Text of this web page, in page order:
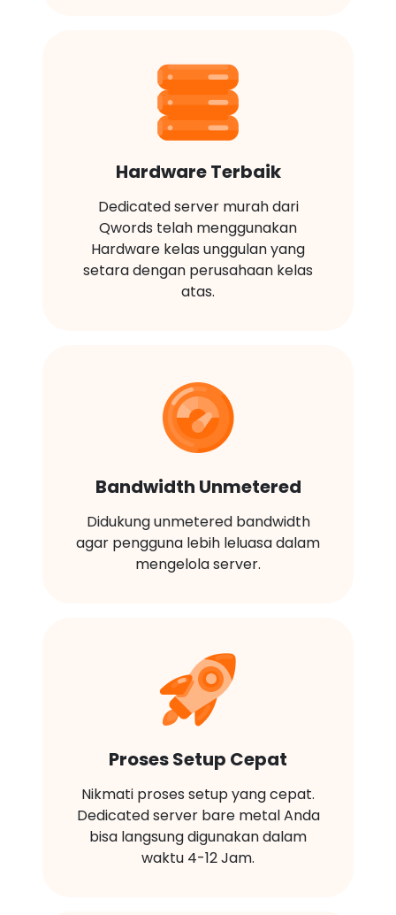
Hardware Terbaik
Dedicated server murah dari
Qwords telah menggunakan
Hardware kelas unggulan yang
setara dengan perusahaan kelas
atas.
Bandwidth Unmetered
Didukung unmetered bandwidth
agar pengguna lebih leluasa dalam
mengelola server.
Proses Setup Cepat
Nikmati proses setup yang cepat.
Dedicated server bare metal Anda
bisa langsung digunakan dalam
waktu 4-12 Jam.